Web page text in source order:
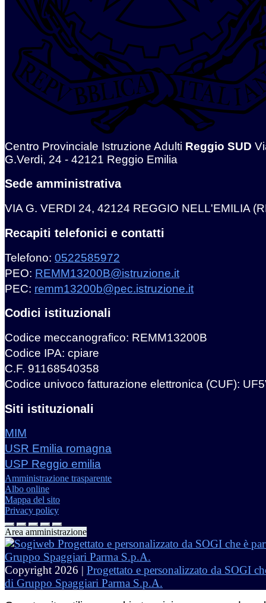
Centro Provinciale Istruzione Adulti Reggio SUD
G.Verdi, 24 - 42121 Reggio Emilia
Sede amministrativa
VIA G. VERDI 24, 42124 REGGIO NELL'EMILIA
Recapiti telefonici e contatti
Telefono: 0522585972
PEO: REMM13200B@istruzione.it
PEC: remm13200b@pec.istruzione.it
Codici istituzionali
Codice meccanografico: REMM13200B
Codice IPA: cpiare
C.F. 91168540358
Codice univoco fatturazione elettronica (CUF):
Siti istituzionali
MIM
USR Emilia romagna
USP Reggio emilia
Amministrazione trasparente
Albo online
Mappa del sito
Privacy policy
Area amministrazione
Copyright 2026 | Progettato e personalizzato da SOGI
di Gruppo Spaggiari Parma S.p.A.